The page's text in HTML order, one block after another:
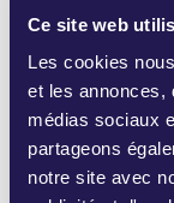
Ce site web
Les cookies
et les annonces,
médias sociaux
partageons
notre site avec
[4] https://
industry-
chemicals-ban